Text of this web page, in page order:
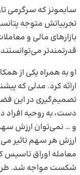
سایمونز که سرگرمی
تجربیاتش متوجه
بازارهای مالی و
قدرتمندتر
او به همراه یکی از
ارائه کرد. مدلی که
تصمیم‌گیری در این
دست، به روحیه افراد
و … نمی‌توان ارزش
ارزش هر سهم تاثیر
معامله اوراق تاسیس
شکست مواجه شد.